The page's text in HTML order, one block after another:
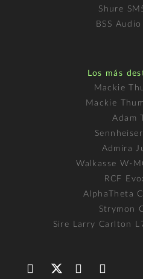
Shure
BSS
Los más
Mackie
Mackie
Adam
Admira
Walkasse W-
RCF
AlphaTheta
Strymon
Sire Larry Carlton